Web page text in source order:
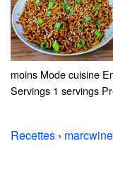
moins Mode cuisine
Servings 1 servings
Recettes ›